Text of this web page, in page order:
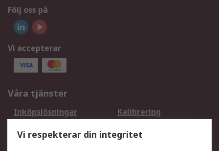
Följ oss på
Vi accepterar
Våra tjänster
Inköpslösningar
Kalibrering
DesignSpark
Teknisk Support
Vi respekterar din integritet